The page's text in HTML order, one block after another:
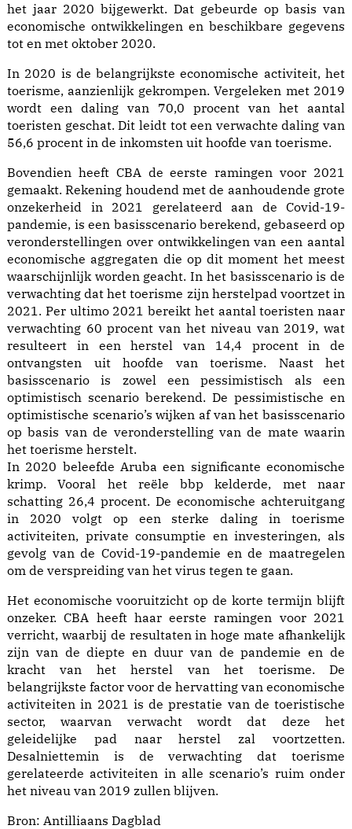
het jaar 2020 bijgewerkt. Dat gebeurde op basis van
economische ontwikkelingen en beschikbare gegevens
tot en met oktober 2020.
In 2020 is de belangrijkste economische activiteit, het
toerisme, aanzienlijk gekrompen. Vergeleken met 2019
wordt een daling van 70,0 procent van het aantal
toeristen geschat. Dit leidt tot een verwachte daling van
56,6 procent in de inkomsten uit hoofde van toerisme.
Bovendien heeft CBA de eerste ramingen voor 2021
gemaakt. Rekening houdend met de aanhoudende grote
onzekerheid in 2021 gerelateerd aan de Covid-19-
pandemie, is een basisscenario berekend, gebaseerd op
veronderstellingen over ontwikkelingen van een aantal
economische aggregaten die op dit moment het meest
waarschijnlijk worden geacht. In het basisscenario is de
verwachting dat het toerisme zijn herstelpad voortzet in
2021. Per ultimo 2021 bereikt het aantal toeristen naar
verwachting 60 procent van het niveau van 2019, wat
resulteert in een herstel van 14,4 procent in de
ontvangsten uit hoofde van toerisme. Naast het
basisscenario is zowel een pessimistisch als een
optimistisch scenario berekend. De pessimistische en
optimistische scenario’s wijken af van het basisscenario
op basis van de veronderstelling van de mate waarin
het toerisme herstelt.
In 2020 beleefde Aruba een significante economische
krimp. Vooral het reële bbp kelderde, met naar
schatting 26,4 procent. De economische achteruitgang
in 2020 volgt op een sterke daling in toerisme
activiteiten, private consumptie en investeringen, als
gevolg van de Covid-19-pandemie en de maatregelen
om de verspreiding van het virus tegen te gaan.
Het economische vooruitzicht op de korte termijn blijft
onzeker. CBA heeft haar eerste ramingen voor 2021
verricht, waarbij de resultaten in hoge mate afhankelijk
zijn van de diepte en duur van de pandemie en de
kracht van het herstel van het toerisme. De
belangrijkste factor voor de hervatting van economische
activiteiten in 2021 is de prestatie van de toeristische
sector, waarvan verwacht wordt dat deze het
geleidelijke pad naar herstel zal voortzetten.
Desalniettemin is de verwachting dat toerisme
gerelateerde activiteiten in alle scenario’s ruim onder
het niveau van 2019 zullen blijven.
Bron: Antilliaans Dagblad